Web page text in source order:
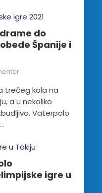
do
Španije i
trećeg kola na
a u nekoliko
Vaterpolo
igre u